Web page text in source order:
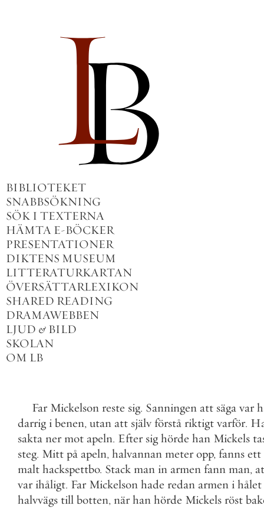
BIBLIOTEKET
SNABBSÖKNING
SÖK I TEXTERNA
HÄMTA E-BÖCKER
PRESENTATIONER
DIKTENS MUSEUM
LITTERATURKARTAN
ÖVERSÄTTARLEXIKON
SHARED READING
DRAMAWEBBEN
LJUD & BILD
SKOLAN
OM LB
Far Mickelson reste sig. Sanningen att säga var
darrig i benen, utan att själv förstå riktigt varför.
sakta ner mot apeln. Efter sig hörde han Mickels
steg. Mitt på apeln, halvannan meter opp, fanns ett
malt hackspettbo. Stack man in armen fann man,
var ihåligt. Far Mickelson hade redan armen i hålet
halvvägs till botten, när han hörde Mickels röst